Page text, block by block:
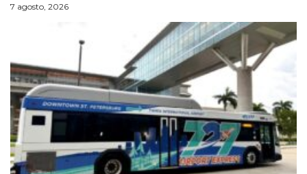
7 agosto, 2026